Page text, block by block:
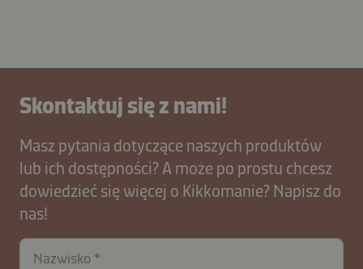
Skontaktuj się z nami!
Masz pytania dotyczące naszych produktów
lub ich dostępności? A może po prostu chcesz
dowiedzieć się więcej o Kikkomanie? Napisz do
nas!
Nazwisko